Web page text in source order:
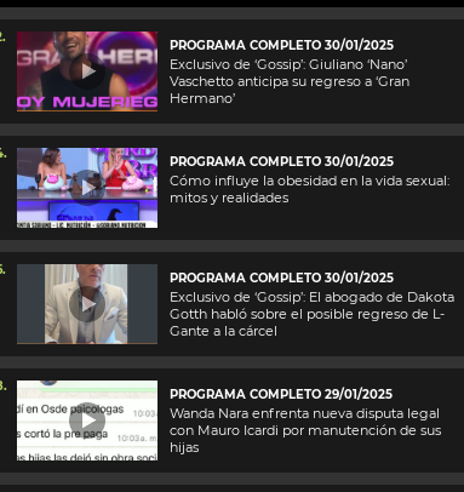
PROGRAMA COMPLETO 30/01/2025
Exclusivo de ‘Gossip’: Giuliano ‘Nano’
Vaschetto anticipa su regreso a ‘Gran
Hermano’
PROGRAMA COMPLETO 30/01/2025
Cómo influye la obesidad en la vida sexual:
mitos y realidades
PROGRAMA COMPLETO 30/01/2025
Exclusivo de ‘Gossip’: El abogado de Dakota
Gotth habló sobre el posible regreso de L-
Gante a la cárcel
PROGRAMA COMPLETO 29/01/2025
Wanda Nara enfrenta nueva disputa legal
con Mauro Icardi por manutención de sus
hijas